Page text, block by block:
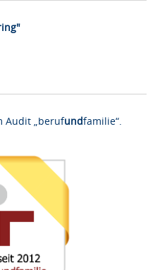
Audit „berufundfamilie“.